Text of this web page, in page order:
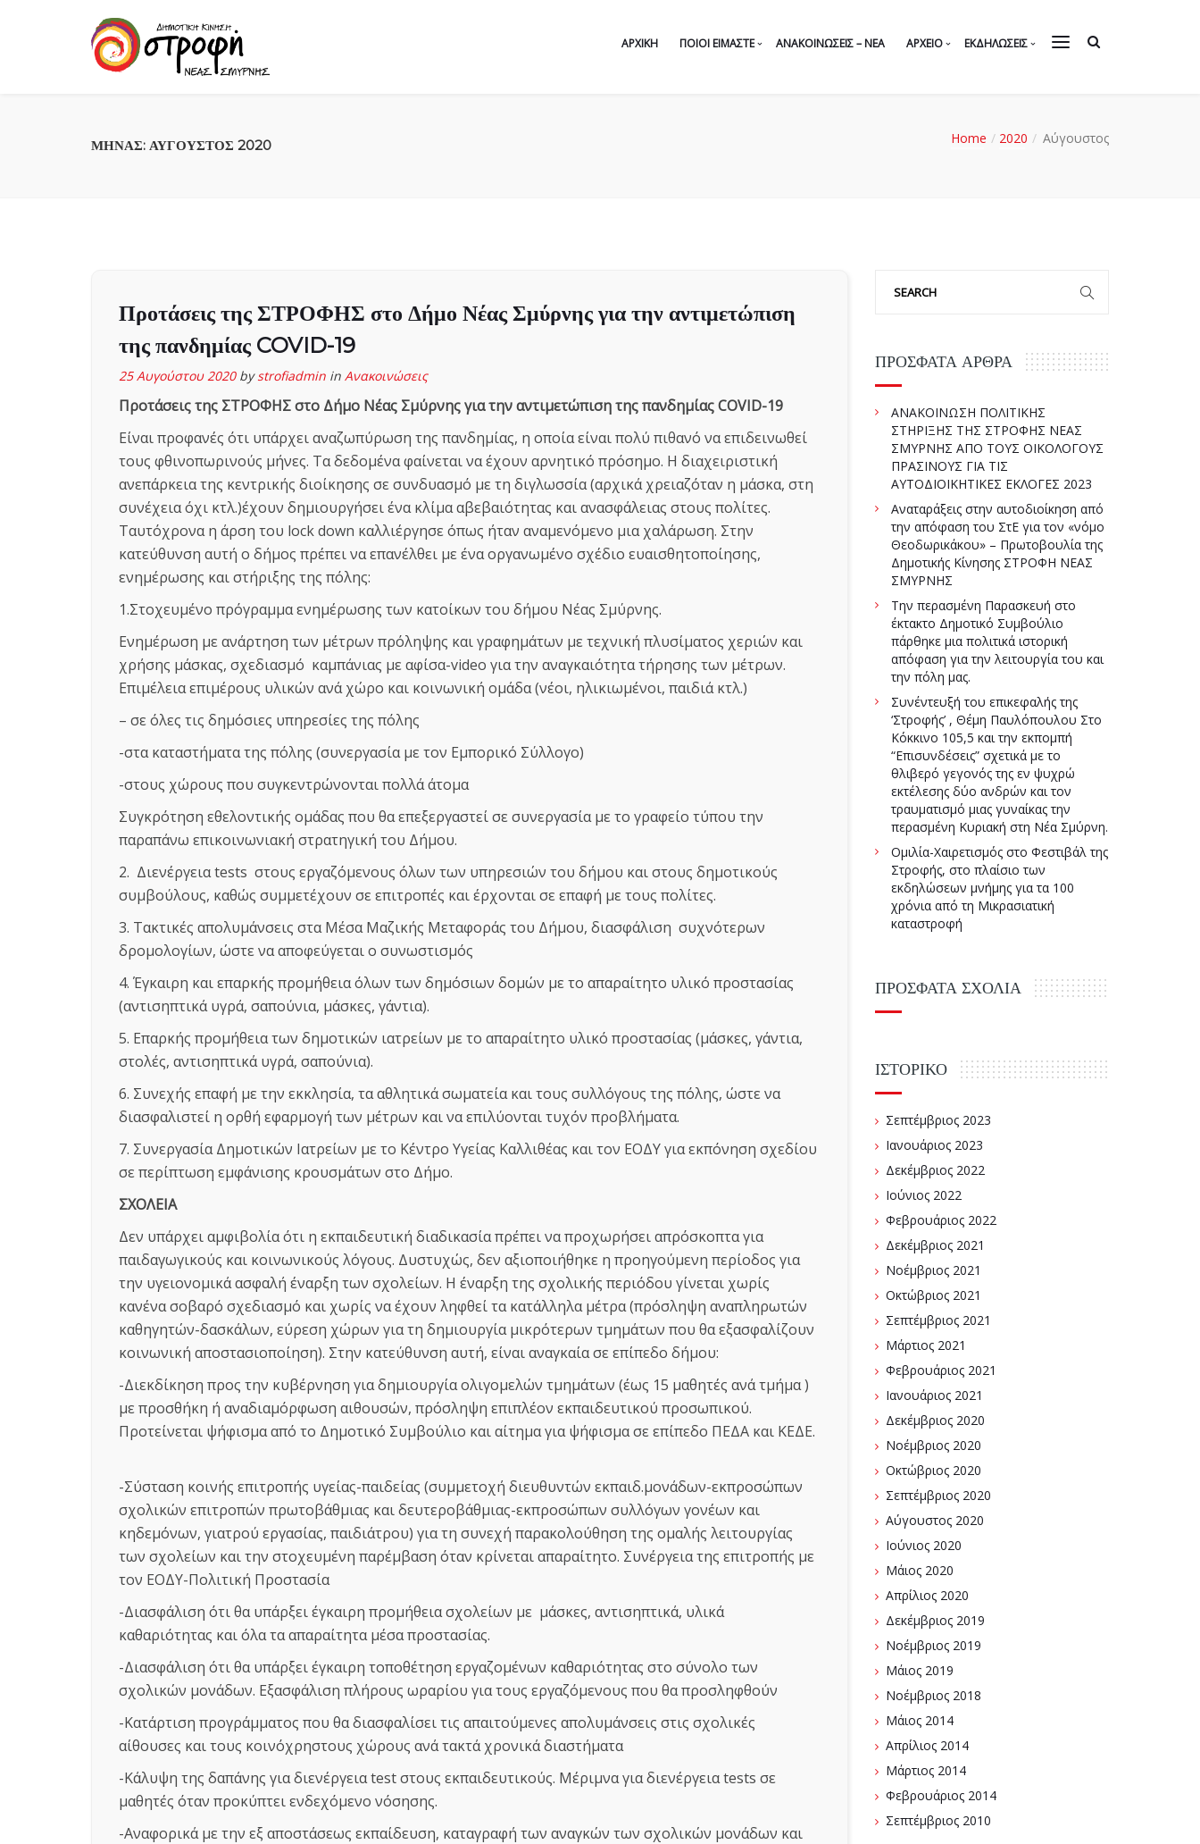
ΑΡΧΙΚΉ ΠΟΙΟΙ ΕΊΜΑΣΤΕ ΑΝΑΚΟΙΝΏΣΕΙΣ – NEA ΑΡΧΕΊΟ ΕΚΔΗΛΩΣΕΙΣ
ΜΉΝΑΣ: ΑΎΓΟΥΣΤΟΣ 2020 Home 2020 Αύγουστος
Προτάσεις της ΣΤΡΟΦΗΣ στο Δήμο Νέας Σμύρνης για την αντιμετώπιση
της πανδημίας COVID-19
25 Αυγούστου 2020 bystrofiadmin in Ανακοινώσεις
Προτάσεις της ΣΤΡΟΦΗΣ στο Δήμο Νέας Σμύρνης για την αντιμετώπιση της πανδημίας COVID-19
Είναι προφανές ότι υπάρχει αναζωπύρωση της πανδημίας, η οποία είναι πολύ πιθανό να επιδεινωθεί
τους φθινοπωρινούς μήνες. Τα δεδομένα φαίνεται να έχουν αρνητικό πρόσημο. Η διαχειριστική
ανεπάρκεια της κεντρικής διοίκησης σε συνδυασμό με τη διγλωσσία (αρχικά χρειαζόταν η μάσκα, στη
συνέχεια όχι κτλ.)έχουν δημιουργήσει ένα κλίμα αβεβαιότητας και ανασφάλειας στους πολίτες.
Ταυτόχρονα η άρση του lock down καλλιέργησε όπως ήταν αναμενόμενο μια χαλάρωση. Στην
κατεύθυνση αυτή ο δήμος πρέπει να επανέλθει με ένα οργανωμένο σχέδιο ευαισθητοποίησης,
ενημέρωσης και στήριξης της πόλης:
1.Στοχευμένο πρόγραμμα ενημέρωσης των κατοίκων του δήμου Νέας Σμύρνης.
Ενημέρωση με ανάρτηση των μέτρων πρόληψης και γραφημάτων με τεχνική πλυσίματος χεριών και
χρήσης μάσκας, σχεδιασμό καμπάνιας με αφίσα-video για την αναγκαιότητα τήρησης των μέτρων.
Επιμέλεια επιμέρους υλικών ανά χώρο και κοινωνική ομάδα (νέοι, ηλικιωμένοι, παιδιά κτλ.)
– σε όλες τις δημόσιες υπηρεσίες της πόλης
-στα καταστήματα της πόλης (συνεργασία με τον Εμπορικό Σύλλογο)
-στους χώρους που συγκεντρώνονται πολλά άτομα
Συγκρότηση εθελοντικής ομάδας που θα επεξεργαστεί σε συνεργασία με το γραφείο τύπου την
παραπάνω επικοινωνιακή στρατηγική του Δήμου.
2. Διενέργεια tests στους εργαζόμενους όλων των υπηρεσιών του δήμου και στους δημοτικούς
συμβούλους, καθώς συμμετέχουν σε επιτροπές και έρχονται σε επαφή με τους πολίτες.
3. Τακτικές απολυμάνσεις στα Μέσα Μαζικής Μεταφοράς του Δήμου, διασφάλιση συχνότερων
δρομολογίων, ώστε να αποφεύγεται ο συνωστισμός
4. Έγκαιρη και επαρκής προμήθεια όλων των δημόσιων δομών με το απαραίτητο υλικό προστασίας
(αντισηπτικά υγρά, σαπούνια, μάσκες, γάντια).
5. Επαρκής προμήθεια των δημοτικών ιατρείων με το απαραίτητο υλικό προστασίας (μάσκες, γάντια,
στολές, αντισηπτικά υγρά, σαπούνια).
6. Συνεχής επαφή με την εκκλησία, τα αθλητικά σωματεία και τους συλλόγους της πόλης, ώστε να
διασφαλιστεί η ορθή εφαρμογή των μέτρων και να επιλύονται τυχόν προβλήματα.
7. Συνεργασία Δημοτικών Ιατρείων με το Κέντρο Υγείας Καλλιθέας και τον ΕΟΔΥ για εκπόνηση σχεδίου
σε περίπτωση εμφάνισης κρουσμάτων στο Δήμο.
ΣΧΟΛΕΙΑ
Δεν υπάρχει αμφιβολία ότι η εκπαιδευτική διαδικασία πρέπει να προχωρήσει απρόσκοπτα για
παιδαγωγικούς και κοινωνικούς λόγους. Δυστυχώς, δεν αξιοποιήθηκε η προηγούμενη περίοδος για
την υγειονομικά ασφαλή έναρξη των σχολείων. Η έναρξη της σχολικής περιόδου γίνεται χωρίς
κανένα σοβαρό σχεδιασμό και χωρίς να έχουν ληφθεί τα κατάλληλα μέτρα (πρόσληψη αναπληρωτών
καθηγητών-δασκάλων, εύρεση χώρων για τη δημιουργία μικρότερων τμημάτων που θα εξασφαλίζουν
κοινωνική αποστασιοποίηση). Στην κατεύθυνση αυτή, είναι αναγκαία σε επίπεδο δήμου:
-Διεκδίκηση προς την κυβέρνηση για δημιουργία ολιγομελών τμημάτων (έως 15 μαθητές ανά τμήμα )
με προσθήκη ή αναδιαμόρφωση αιθουσών, πρόσληψη επιπλέον εκπαιδευτικού προσωπικού.
Προτείνεται ψήφισμα από το Δημοτικό Συμβούλιο και αίτημα για ψήφισμα σε επίπεδο ΠΕΔΑ και ΚΕΔΕ.
-Σύσταση κοινής επιτροπής υγείας-παιδείας (συμμετοχή διευθυντών εκπαιδ.μονάδων-εκπροσώπων
σχολικών επιτροπών πρωτοβάθμιας και δευτεροβάθμιας-εκπροσώπων συλλόγων γονέων και
κηδεμόνων, γιατρού εργασίας, παιδιάτρου) για τη συνεχή παρακολούθηση της ομαλής λειτουργίας
των σχολείων και την στοχευμένη παρέμβαση όταν κρίνεται απαραίτητο. Συνέργεια της επιτροπής με
τον ΕΟΔΥ-Πολιτική Προστασία
-Διασφάλιση ότι θα υπάρξει έγκαιρη προμήθεια σχολείων με μάσκες, αντισηπτικά, υλικά
καθαριότητας και όλα τα απαραίτητα μέσα προστασίας.
-Διασφάλιση ότι θα υπάρξει έγκαιρη τοποθέτηση εργαζομένων καθαριότητας στο σύνολο των
σχολικών μονάδων. Εξασφάλιση πλήρους ωραρίου για τους εργαζόμενους που θα προσληφθούν
-Κατάρτιση προγράμματος που θα διασφαλίσει τις απαιτούμενες απολυμάνσεις στις σχολικές
αίθουσες και τους κοινόχρηστους χώρους ανά τακτά χρονικά διαστήματα
-Κάλυψη της δαπάνης για διενέργεια test στους εκπαιδευτικούς. Μέριμνα για διενέργεια tests σε
μαθητές όταν προκύπτει ενδεχόμενο νόσησης.
-Αναφορικά με την εξ αποστάσεως εκπαίδευση, καταγραφή των αναγκών των σχολικών μονάδων και
ΠΡΌΣΦΑΤΑ ΆΡΘΡΑ
ΑΝΑΚΟΙΝΩΣΗ ΠΟΛΙΤΙΚΗΣ
ΣΤΗΡΙΞΗΣ ΤΗΣ ΣΤΡΟΦΗΣ ΝΕΑΣ
ΣΜΥΡΝΗΣ ΑΠΟ ΤΟΥΣ ΟΙΚΟΛΟΓΟΥΣ
ΠΡΑΣΙΝΟΥΣ ΓΙΑ ΤΙΣ
ΑΥΤΟΔΙΟΙΚΗΤΙΚΕΣ ΕΚΛΟΓΕΣ 2023
Αναταράξεις στην αυτοδιοίκηση από
την απόφαση του ΣτΕ για τον «νόμο
Θεοδωρικάκου» – Πρωτοβουλία της
Δημοτικής Κίνησης ΣΤΡΟΦΗ ΝΕΑΣ
ΣΜΥΡΝΗΣ
Την περασμένη Παρασκευή στο
έκτακτο Δημοτικό Συμβούλιο
πάρθηκε μια πολιτικά ιστορική
απόφαση για την λειτουργία του και
την πόλη μας.
Συνέντευξή του επικεφαλής της
‘Στροφής’ , Θέμη Παυλόπουλου Στο
Κόκκινο 105,5 και την εκπομπή
“Επισυνδέσεις” σχετικά με το
θλιβερό γεγονός της εν ψυχρώ
εκτέλεσης δύο ανδρών και τον
τραυματισμό μιας γυναίκας την
περασμένη Κυριακή στη Νέα Σμύρνη.
Ομιλία-Χαιρετισμός στο Φεστιβάλ της
Στροφής, στο πλαίσιο των
εκδηλώσεων μνήμης για τα 100
χρόνια από τη Μικρασιατική
καταστροφή
ΠΡΌΣΦΑΤΑ ΣΧΌΛΙΑ
ΙΣΤΟΡΙΚΌ
Σεπτέμβριος 2023
Ιανουάριος 2023
Δεκέμβριος 2022
Ιούνιος 2022
Φεβρουάριος 2022
Δεκέμβριος 2021
Νοέμβριος 2021
Οκτώβριος 2021
Σεπτέμβριος 2021
Μάρτιος 2021
Φεβρουάριος 2021
Ιανουάριος 2021
Δεκέμβριος 2020
Νοέμβριος 2020
Οκτώβριος 2020
Σεπτέμβριος 2020
Αύγουστος 2020
Ιούνιος 2020
Μάιος 2020
Απρίλιος 2020
Δεκέμβριος 2019
Νοέμβριος 2019
Μάιος 2019
Νοέμβριος 2018
Μάιος 2014
Απρίλιος 2014
Μάρτιος 2014
Φεβρουάριος 2014
Σεπτέμβριος 2010